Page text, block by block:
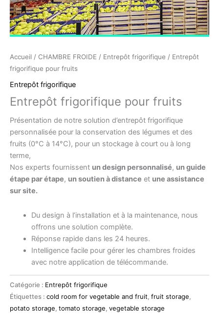
Accueil / CHAMBRE FROIDE / Entrepôt frigorifique / Entrepôt
frigorifique pour fruits
Entrepôt frigorifique
Entrepôt frigorifique pour fruits
Présentation de notre solution d’entrepôt frigorifique
personnalisée pour la conservation des légumes et des
fruits (0°C à 14°C), pour un stockage à court ou à long
terme,
Nos experts fournissent un design personnalisé, un guide
étape par étape, un soutien à distance et une assistance
sur site.
Du design à l’installation et à la maintenance, nous
offrons une solution complète.
Réponse rapide dans les 24 heures.
Intelligence facile pour gérer les chambres froides
avec notre application de télécommande.
Catégorie : Entrepôt frigorifique
Étiquettes : cold room for vegetable and fruit, fruit storage,
potato storage, tomato storage, vegetable storage